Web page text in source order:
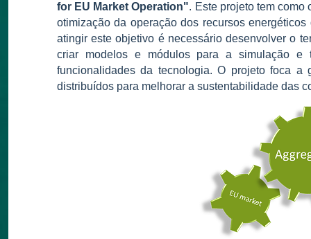
for EU Market Operation". Este projeto tem como
otimização da operação dos recursos
atingir este objetivo é necessário desenvolver o
criar modelos e módulos para a simulação
funcionalidades da tecnologia. O projeto foca a
distribuídos para melhorar a sustentabilidade das